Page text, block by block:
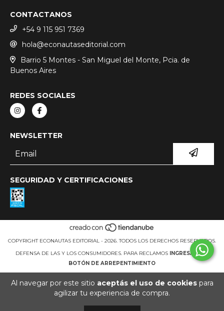
Al navegar por este sitio aceptás el uso de cookiespara
agilizar tu experiencia de compra.
CONTACTANOS
+54 9 115 951 7369
hola@econautaseditorial.com
Barrio 5 Montes - San Miguel del Monte, Pcia. de
Buenos Aires
REDES SOCIALES
NEWSLETTER
SEGURIDAD Y CERTIFICACIONES
COPYRIGHT ECONAUTAS EDITORIAL - 2026. TODOS LOS DERECHOS RESERVADOS.
DEFENSA DE LAS Y LOS CONSUMIDORES. PARA RECLAMOS INGRESÁ ACÁ.
BOTÓN DE ARREPENTIMIENTO